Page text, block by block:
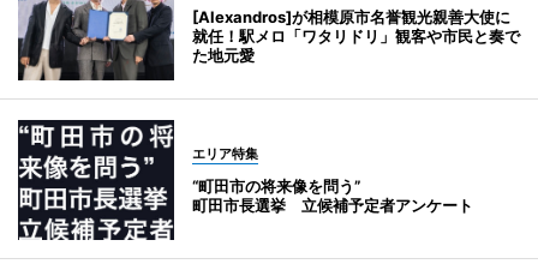
[Alexandros]が相模原市名誉観光親善大使に
就任！駅メロ「ワタリドリ」観客や市民と奏で
た地元愛
エリア特集
“町田市の将来像を問う”
町田市長選挙 立候補予定者アンケート